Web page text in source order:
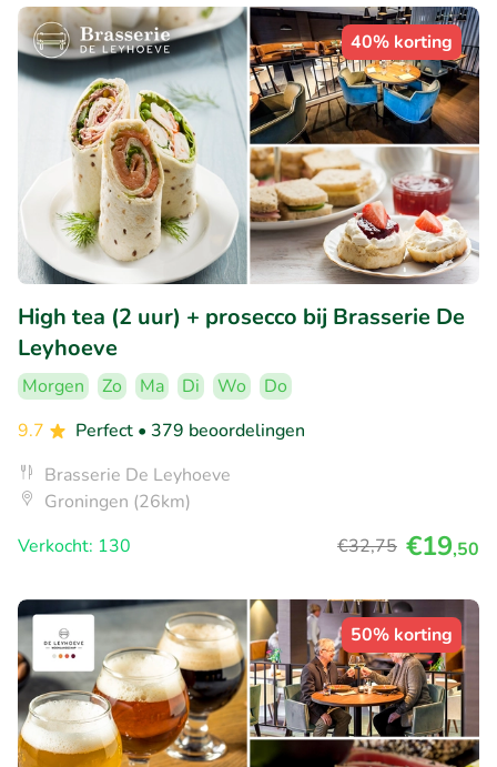
40% korting
High tea (2 uur) + prosecco bij Brasserie De
Leyhoeve
Morgen Zo Ma Di Wo
Do
9.7
Perfect • 379 beoordelingen
Brasserie De Leyhoeve
Groningen (26km)
Verkocht: 130
€32,75 €19,50
50% korting